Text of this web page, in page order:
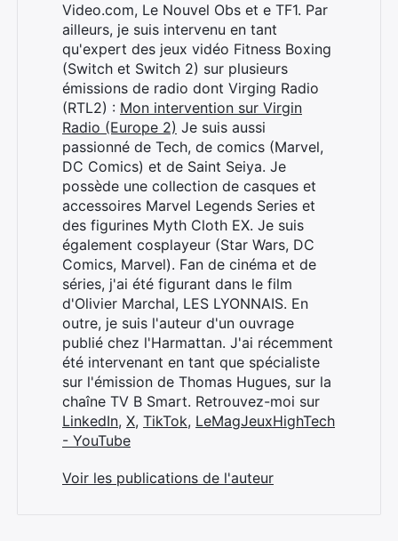
Video.com, Le Nouvel Obs et e TF1. Par
ailleurs, je suis intervenu en tant
qu'expert des jeux vidéo Fitness Boxing
(Switch et Switch 2) sur plusieurs
émissions de radio dont Virging Radio
(RTL2) : Mon intervention sur Virgin
Radio (Europe 2) Je suis aussi
passionné de Tech, de comics (Marvel,
DC Comics) et de Saint Seiya. Je
possède une collection de casques et
accessoires Marvel Legends Series et
des figurines Myth Cloth EX. Je suis
également cosplayeur (Star Wars, DC
Comics, Marvel). Fan de cinéma et de
séries, j'ai été figurant dans le film
d'Olivier Marchal, LES LYONNAIS. En
outre, je suis l'auteur d'un ouvrage
publié chez l'Harmattan. J'ai récemment
été intervenant en tant que spécialiste
sur l'émission de Thomas Hugues, sur la
chaîne TV B Smart. Retrouvez-moi sur
LinkedIn, X, TikTok, LeMagJeuxHighTech
- YouTube
Voir les publications de l'auteur